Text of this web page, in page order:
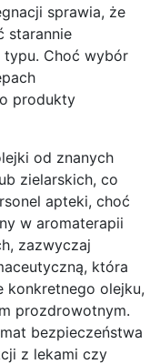
sprawia, że
starannie
Choć wybór
produkty
od znanych
zielarskich, co
apteki, choć
w aromaterapii
zazwyczaj
która
konkretnego olejku,
prozdrowotnym.
bezpieczeństwa
z lekami czy